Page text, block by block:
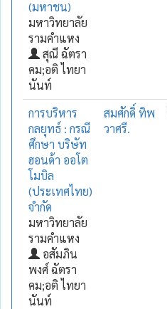
(มหาชน)
มหาวิทยาลัย
รามคำแหง
สุณี ฉัตรา
คม;อติ ไทยา
นันท์
การบริหาร
กลยุทธ์ : กรณี
ศึกษา บริษัท
ฮอนด้า ออโต
โมบิล
(ประเทศไทย)
จำกัด
มหาวิทยาลัย
รามคำแหง
อสัมภิน
พงศ์ ฉัตรา
คม;อติ ไทยา
นันท์
สมศักดิ์ ทิพ
วาศรี.